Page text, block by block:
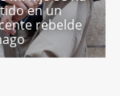
en un
rebelde